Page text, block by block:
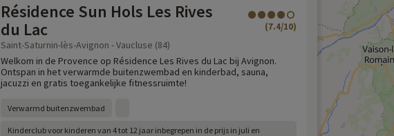
Résidence Sun Hols Les Rives
du Lac
(7.4/10)
Saint-Saturnin-lès-Avignon - Vaucluse (84)
Welkom in de Provence op Résidence Les Rives du Lac bij Avignon.
Ontspan in het verwarmde buitenzwembad en kinderbad, sauna,
jacuzzi en gratis toegankelijke fitnessruimte!
Verwarmd buitenzwembad
Kinderclub voor kinderen van 4 tot 12 jaar inbegrepen in de prijs in juli en